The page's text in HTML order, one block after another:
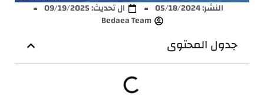
النشر:05/18/2024
ال تحديث: 09/19/2025
Bedaea Team
جدول المحتوى